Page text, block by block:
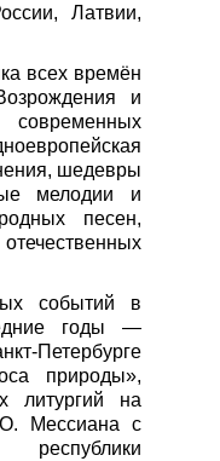
Латвии,
всех времён
и
шедевры
мелодии и
песен,
событий в
годы —
Петербурге
природы»,
литургий на
О. Мессиана с
республики